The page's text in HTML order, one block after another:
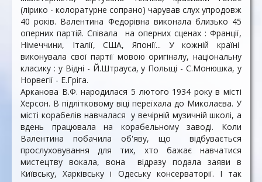
(лірико - колоратурне сопрано) чарував слух упродовж
40 років. Валентина Федорівна виконала близько 45
оперних партій. Співала на оперних сценах : Франції,
Німеччини, Італії, США, Японії... У кожній країні
виконувала свої партії мовою оригіналу, національну
класику : у Відні - Й.Штрауса, у Польщі - С.Монюшка, у
Норвегії - Е.Гріга.
Арканова В.Ф. народилася 5 лютого 1934 року в місті
Херсон. В підлітковому віці переїхала до Миколаєва. У
місті корабелів навчалася у вечірній музичній школі, а
вдень працювала на корабельному заводі. Коли
Валентина побачила об'яву, що відбувається
прослуховування для тих, хто бажає навчатися
мистецтву вокала, вона відразу подала заяви в
Київську, Харківську і Одеську консерваторії. І так